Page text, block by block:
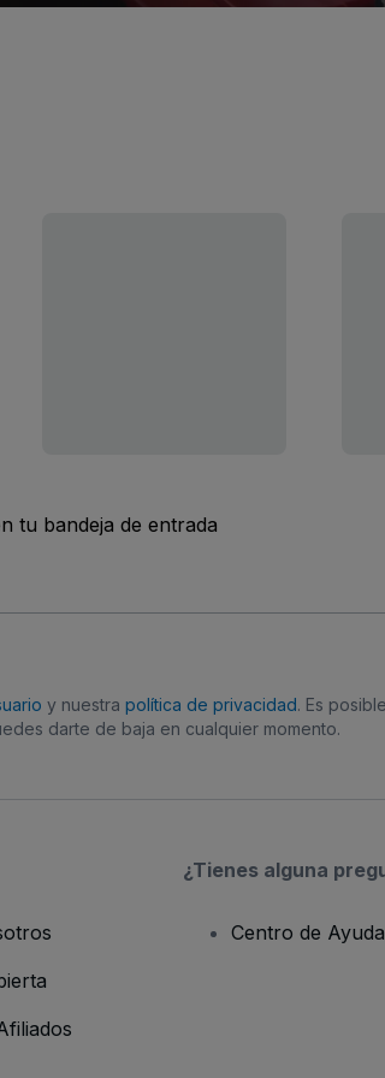
tu bandeja de entrada
y nuestra política de privacidad. Es
darte de baja en cualquier momento.
¿Tienes alguna
Centro de